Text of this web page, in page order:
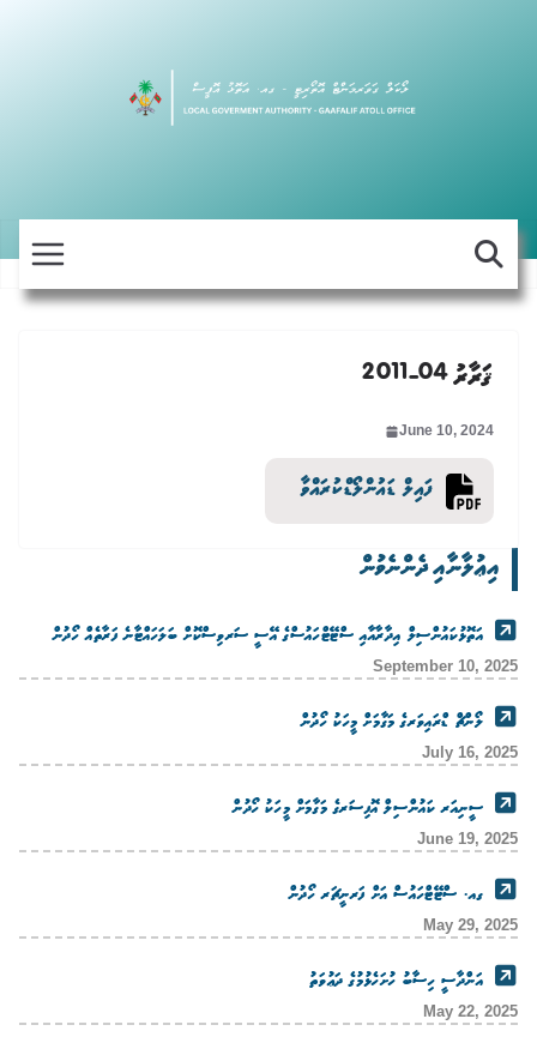
ޤަރާރު 04-2011
June 10, 2024
ފައިލް ޑައުންލޯޑްކުރައްވާ
އިޢުލާނާއި ދެންނެވުން
އަތޮޅުކައުންސިލް އިދާރާއާއި ސްޓޭޓްހައުސްގެ އޭސީ ސަރވިސްކޮށް ބަލަހައްޓާނެ ފަރާތެއް ހޯދުން
September 10, 2025
ލޯންޗް ޑްރައިވަރގެ މަގާމަށް މީހަކު ހޯދުން
July 16, 2025
ސީނިއަރ ކައުންސިލް އޮފިސަރގެ މަގާމަށް މީހަކު ހޯދުން
June 19, 2025
ގއ. ސްޓޭޓްހައުސް އަށް ފަރނީޗަރ ހޯދުން
May 29, 2025
އަންދާސީ ހިސާބު ހުށަހެޅުމުގެ ދަޢުވަތު
May 22, 2025